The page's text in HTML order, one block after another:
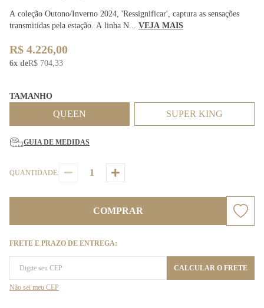
A coleção Outono/Inverno 2024, 'Ressignificar', captura as sensações
transmitidas pela estação. A linha N... VEJA MAIS
R$ 4.226,00
6x deR$ 704,33
TAMANHO
QUEEN SUPER KING
GUIA DE MEDIDAS
QUANTIDADE:
COMPRAR
FRETE E PRAZO DE ENTREGA:
CALCULAR O FRETE
Não sei meu CEP